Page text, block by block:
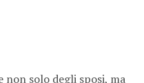
non solo degli sposi, ma